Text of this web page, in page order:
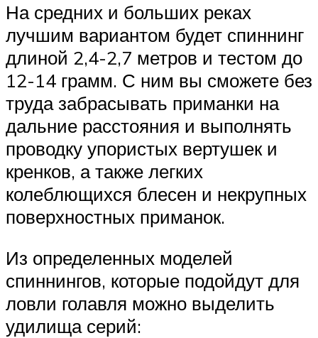
На средних и больших реках
лучшим вариантом будет спиннинг
длиной 2,4-2,7 метров и тестом до
12-14 грамм. С ним вы сможете без
труда забрасывать приманки на
дальние расстояния и выполнять
проводку упористых вертушек и
кренков, а также легких
колеблющихся блесен и некрупных
поверхностных приманок.
Из определенных моделей
спиннингов, которые подойдут для
ловли голавля можно выделить
удилища серий: